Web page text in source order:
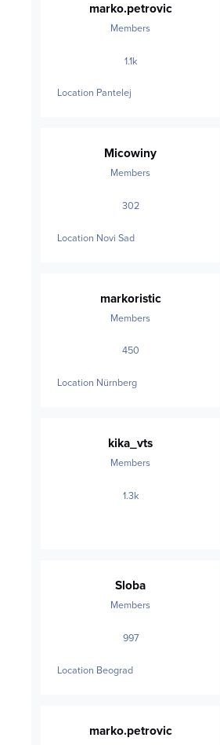
marko.petrovic
Members
1.1kposts
Location Pantelej
Micowiny
Members
302posts
Location Novi Sad
markoristic
Members
450posts
Location Nürnberg
kika_vts
Members
1.3kposts
Sloba
Members
997posts
Location Beograd
marko.petrovic